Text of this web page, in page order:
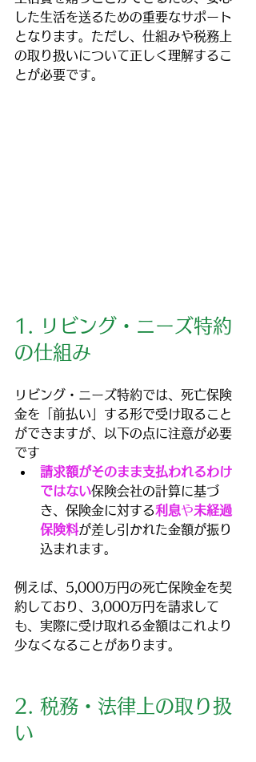
した生活を送るための重要なサポート
となります。ただし、仕組みや税務上
の取り扱いについて正しく理解するこ
とが必要です。
1. リビング・ニーズ特約
の仕組み
リビング・ニーズ特約では、死亡保険
金を「前払い」する形で受け取ること
ができますが、以下の点に注意が必要
です
請求額がそのまま支払われるわけ
ではない保険会社の計算に基づ
き、保険金に対する利息や未経過
保険料が差し引かれた金額が振り
込まれます。
例えば、5,000万円の死亡保険金を契
約しており、3,000万円を請求して
も、実際に受け取れる金額はこれより
少なくなることがあります。
2. 税務・法律上の取り扱
い